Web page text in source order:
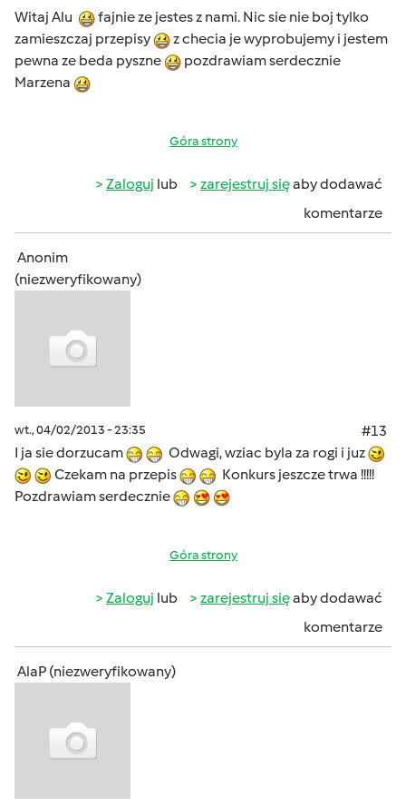
Witaj Alu
fajnie ze jestes z nami. Nic sie nie boj tylko
zamieszczaj przepisy
z checia je wyprobujemy i jestem
pewna ze beda pyszne
pozdrawiam serdecznie
Marzena
Góra strony
Zaloguj lub zarejestruj sięaby dodawać
komentarze
Anonim
(niezweryfikowany)
wt., 04/02/2013 - 23:35
#13
I ja sie dorzucam
Odwagi, wziac byla za rogi i juz
Czekam na przepis
Konkurs jeszcze trwa !!!!!
Pozdrawiam serdecznie
Góra strony
Zaloguj lub zarejestruj sięaby dodawać
komentarze
AlaP (niezweryfikowany)